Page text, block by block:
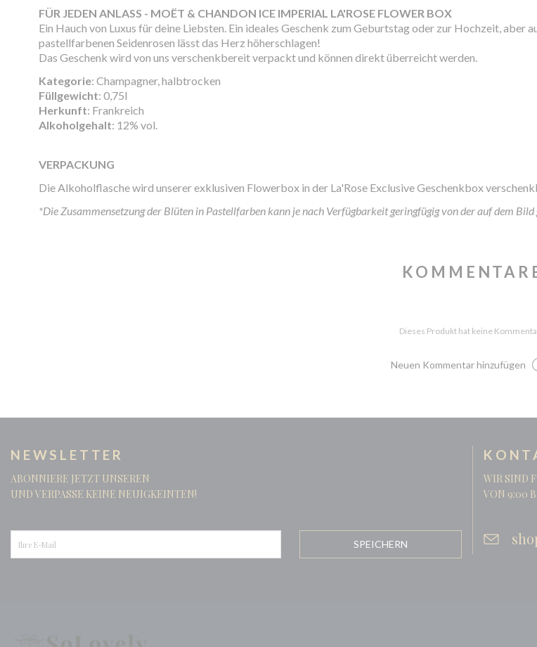
FÜR JEDEN ANLASS - MOËT & CHANDON ICE IMPERIAL LA'ROSE FLOWER BOX
Ein Hauch von Luxus für deine Liebsten. Ein ideales Geschenk zum Geburtstag oder zur Hochzeit,
pastellfarbenen Seidenrosen lässt das Herz höherschlagen!
Das Geschenk wird von uns verschenkbereit verpackt und können direkt überreicht werden.
Kategorie: Champagner, halbtrocken
Füllgewicht: 0,75l
Herkunft: Frankreich
Alkoholgehalt: 12% vol.
VERPACKUNG
Die Alkoholflasche wird unserer exklusiven Flowerbox in der La'Rose Exclusive Geschenkbox
*Die Zusammensetzung der Blüten in Pastellfarben kann je nach Verfügbarkeit geringfügig von der auf dem Bild
Dieses Produkt hat keine
Neuen Kommentar hinzufügen
NEWSLETTER
ABONNIERE JETZT UNSEREN
UND VERPASSE KEINE NEUIGKEINTEN!
WIR SIND
VON 9:00